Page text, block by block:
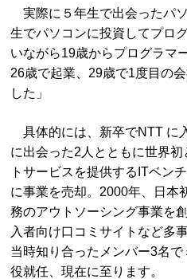
実際に５年生で出会ったパ
生でパソコンに投資してプロ
いながら19歳からプログラマ
26歳で起業、29歳で1度目の
した」
具体的には、新卒でNTT に
に出会った2人とともに世界
トサービスを提供するITベン
に事業を売却。2000年、日本
務のアウトソーシング事業を
入者向け口コミサイトなど多
当時知り合ったメンバー3名
役就任、現在に至ります。